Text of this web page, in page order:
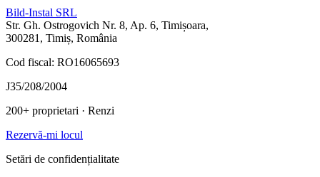
Bild-Instal SRL
Str. Gh. Ostrogovich Nr. 8, Ap. 6, Timișoara,
300281, Timiș, România
Cod fiscal: RO16065693
J35/208/2004
200+ proprietari · Renzi
Rezervă-mi locul
Setări de confidențialitate